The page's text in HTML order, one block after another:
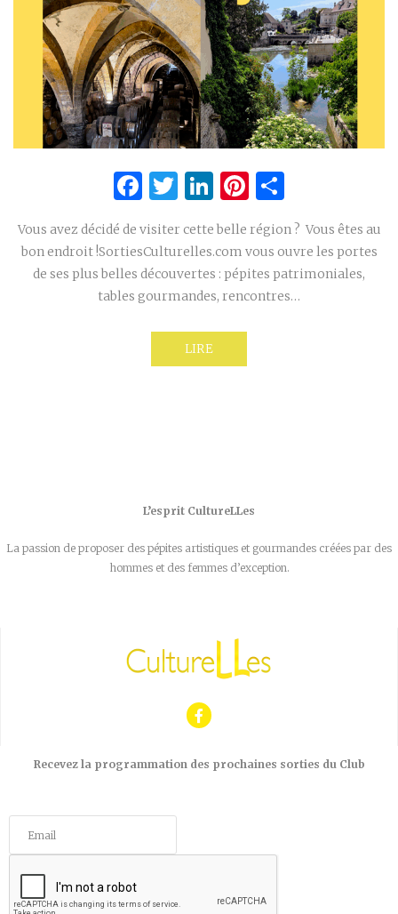
Facebook
Twitter
LinkedIn
Pinterest
Vous avez décidé de visiter cette belle région ? Vous êtes au
bon endroit !SortiesCulturelles.com vous ouvre les portes
de ses plus belles découvertes : pépites patrimoniales,
tables gourmandes, rencontres…
LIRE
L’esprit CultureLLes
La passion de proposer des pépites artistiques et gourmandes créées par des
hommes et des femmes d’exception.
Recevez la programmation des prochaines sorties du Club